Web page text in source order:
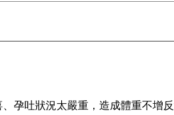
孕吐狀況太嚴重，造成體重不增反